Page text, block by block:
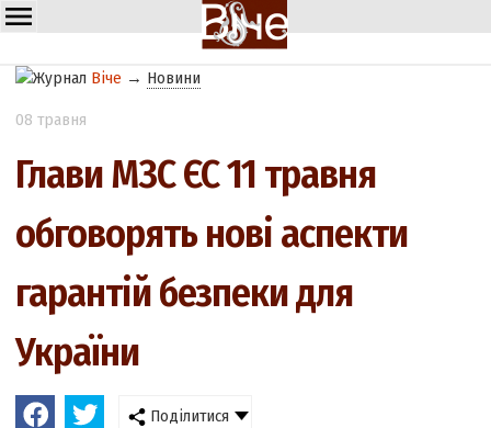
Віче → Новини
08 травня
Глави МЗС ЄС 11 травня
обговорять нові аспекти
гарантій безпеки для
України
Поділитися